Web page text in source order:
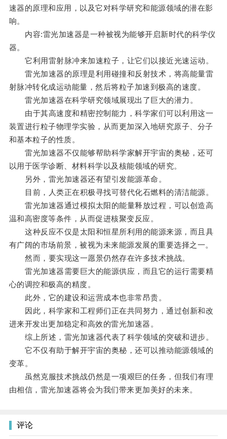
速器的原理和应用，以及它对科学研究和能源领域的潜在影
响。
内容:雷光加速器是一种被视为能够开启新时代的科学仪
器。
它利用雷射脉冲来加速粒子，让它们以接近光速运动。
雷光加速器的原理是利用碰撞和反射技术，将高能量雷
射脉冲转化成运动能量，然后将粒子加速到极高的速度。
雷光加速器在科学研究领域展现出了巨大的潜力。
由于其高速度和精密控制能力，科学家们可以利用这一
装置进行粒子物理学实验，从而更加深入地研究原子、分子
和基本粒子的性质。
雷光加速器不仅能够帮助科学家解开宇宙的奥秘，还可
以用于医学诊断、材料科学以及核能领域的研究。
另外，雷光加速器还有望引发能源革命。
目前，人类正在积极寻找可替代化石燃料的清洁能源。
雷光加速器通过模拟太阳的能量释放过程，可以创造高
温和高密度等条件，从而促进核聚变反应。
这种反应不仅是太阳和恒星所利用的能源来源，而且具
有广阔的市场前景，被视为未来能源发展的重要选择之一。
然而，要实现这一愿景仍然存在许多技术挑战。
雷光加速器需要巨大的能源供应，而且它的运行需要精
心的调控和极高的精度。
此外，它的建设和运营成本也非常昂贵。
因此，科学家和工程师们正在共同努力，通过创新和改
进来开发出更加稳定和高效的雷光加速器。
综上所述，雷光加速器代表了科学领域的突破和进步。
它不仅有助于解开宇宙的奥秘，还可以推动能源领域的
变革。
虽然克服技术挑战仍然是一项艰巨的任务，但我们有理
由相信，雷光加速器将会为我们带来更加美好的未来。
评论